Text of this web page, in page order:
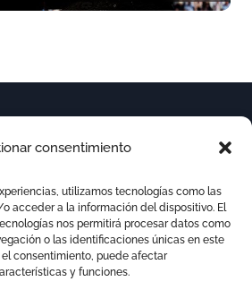
consentimiento
utilizamos tecnologías como las
acceder a la información del dispositivo. El
nos permitirá procesar datos como
o las identificaciones únicas en este
consentimiento, puede afectar
y funciones.